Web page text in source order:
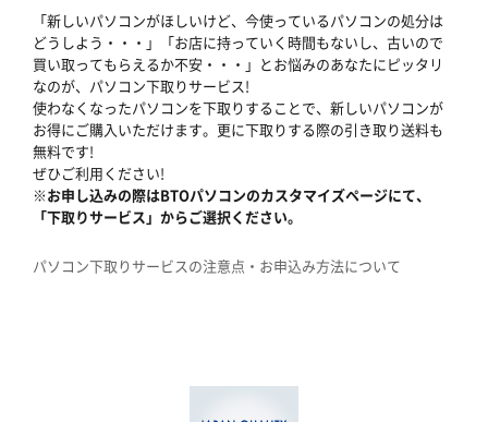
「新しいパソコンがほしいけど、今使っているパソコンの処分は
どうしよう・・・」「お店に持っていく時間もないし、古いので
買い取ってもらえるか不安・・・」とお悩みのあなたにピッタリ
なのが、パソコン下取りサービス!
使わなくなったパソコンを下取りすることで、新しいパソコンが
お得にご購入いただけます。更に下取りする際の引き取り送料も
無料です!
ぜひご利用ください!
※お申し込みの際はBTOパソコンのカスタマイズページにて、
「下取りサービス」からご選択ください。
パソコン下取りサービスの注意点・お申込み方法について